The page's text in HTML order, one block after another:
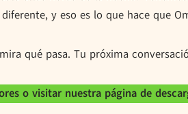
diferente, y eso es lo que hace que
qué pasa. Tu próxima
o visitar nuestra página de